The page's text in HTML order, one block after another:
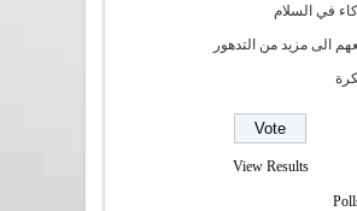
في السلام
الى مزيد من التدهور
View Results